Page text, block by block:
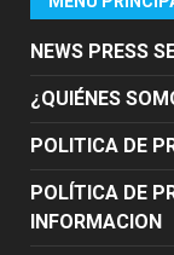
NEWS PRESS
¿QUIÉNES
POLITICA DE
POLÍTICA DE
INFORMACION